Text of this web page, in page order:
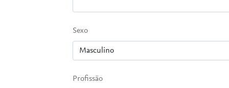
Sexo
Profissão